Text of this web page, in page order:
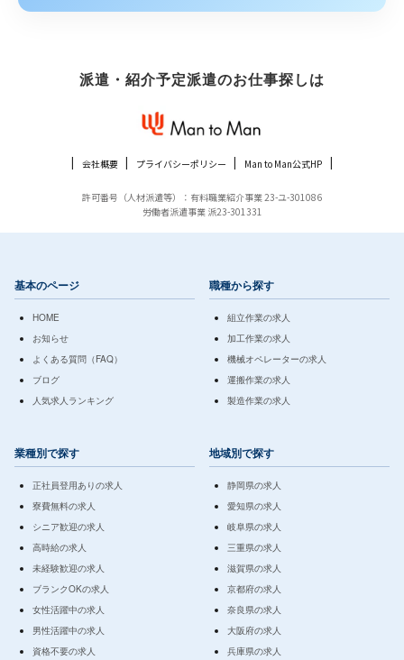
派遣・紹介予定派遣のお仕事探しは
会社概要 プライバシーポリシー Man to Man公式HP
許可番号（人材派遣等）：有料職業紹介事業 23-ユ-301086
労働者派遣事業 派23-301331
基本のページ
HOME
お知らせ
よくある質問（FAQ）
ブログ
人気求人ランキング
職種から探す
組立作業の求人
加工作業の求人
機械オペレーターの求人
運搬作業の求人
製造作業の求人
業種別で探す
正社員登用ありの求人
寮費無料の求人
シニア歓迎の求人
高時給の求人
未経験歓迎の求人
ブランクOKの求人
女性活躍中の求人
男性活躍中の求人
資格不要の求人
地域別で探す
静岡県の求人
愛知県の求人
岐阜県の求人
三重県の求人
滋賀県の求人
京都府の求人
奈良県の求人
大阪府の求人
兵庫県の求人